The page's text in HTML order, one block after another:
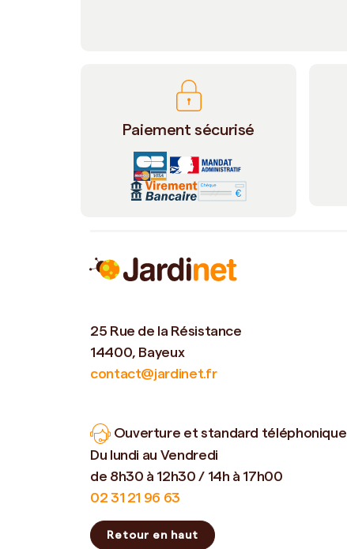
Paiement sécurisé
25 Rue de la Résistance
14400, Bayeux
contact@jardinet.fr
Ouverture et standard téléphonique
Du lundi au Vendredi
de 8h30 à 12h30 / 14h à 17h00
02 31 21 96 63
Retour en haut